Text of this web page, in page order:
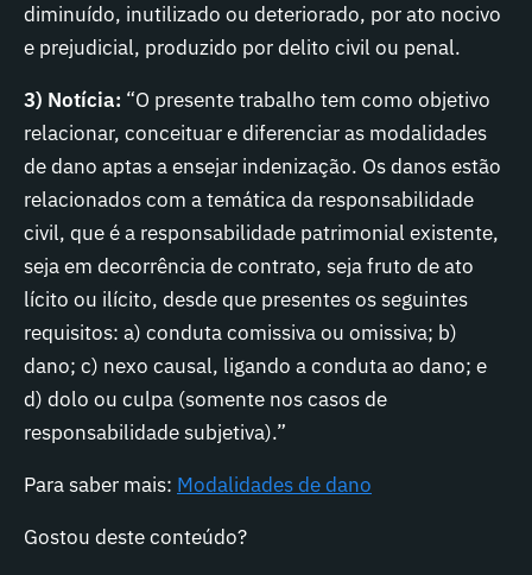
diminuído, inutilizado ou deteriorado, por ato nocivo
e prejudicial, produzido por delito civil ou penal.
3) Notícia: “O presente trabalho tem como objetivo
relacionar, conceituar e diferenciar as modalidades
de dano aptas a ensejar indenização. Os danos estão
relacionados com a temática da responsabilidade
civil, que é a responsabilidade patrimonial existente,
seja em decorrência de contrato, seja fruto de ato
lícito ou ilícito, desde que presentes os seguintes
requisitos: a) conduta comissiva ou omissiva; b)
dano; c) nexo causal, ligando a conduta ao dano; e
d) dolo ou culpa (somente nos casos de
responsabilidade subjetiva).”
Para saber mais: Modalidades de dano
Gostou deste conteúdo?